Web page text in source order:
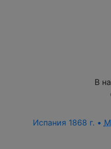
В
Испания 1868 г. •